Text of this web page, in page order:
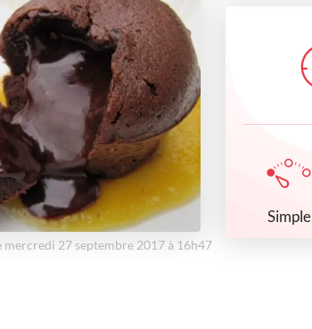
mercredi 27 septembre 2017 à 16h47
Simple